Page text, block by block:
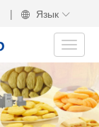
| Язык
Toggle